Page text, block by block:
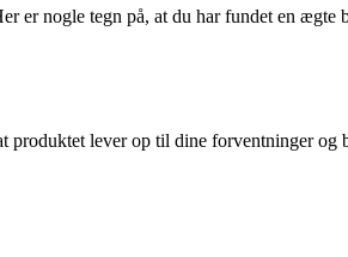
er nogle tegn på, at du har fundet en ægte
produktet lever op til dine forventninger og